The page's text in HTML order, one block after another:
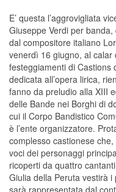
E’ questa l’aggrovigliata
Giuseppe Verdi per
dal compositore italiano
venerdì 16 giugno, al
festeggiamenti di Castions
dedicata all’opera lirica,
fanno da preludio alla XIII
delle Bande nei Borghi di
cui il Corpo Bandistico
è l’ente organizzatore.
complesso castionese
voci dei personaggi
ricoperti da quattro
Giulia della Peruta vestirà
sarà rappresentata dal